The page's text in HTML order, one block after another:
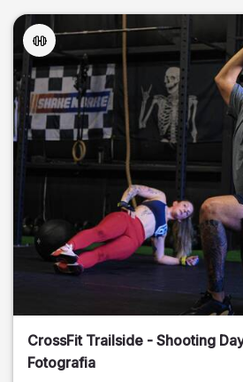
CrossFit Trailside - Shooting
Fotografia